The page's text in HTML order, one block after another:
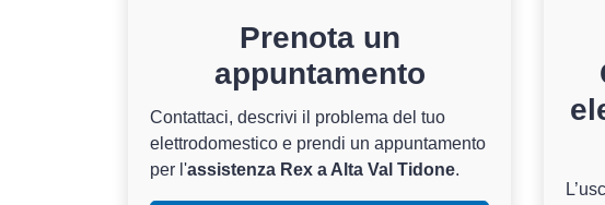
Prenota un
appuntamento
Contattaci, descrivi il problema del tuo
elettrodomestico e prendi un appuntamento
per l'assistenza Rex a Alta Val Tidone.